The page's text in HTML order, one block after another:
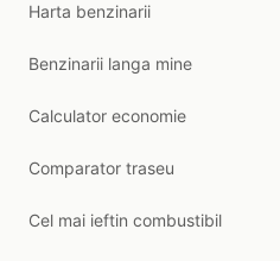
Harta benzinarii
Benzinarii langa mine
Calculator economie
Comparator traseu
Cel mai ieftin combustibil